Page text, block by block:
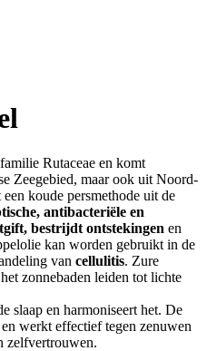
Rutaceae en komt
Zeegebied, maar ook uit Noord-
koude persmethode uit de
antibacteriële en
bestrijdt ontstekingen en
kan worden gebruikt in de
van cellulitis. Zure
zonnebaden leiden tot lichte
slaap en harmoniseert het. De
werkt effectief tegen zenuwen
zelfvertrouwen.